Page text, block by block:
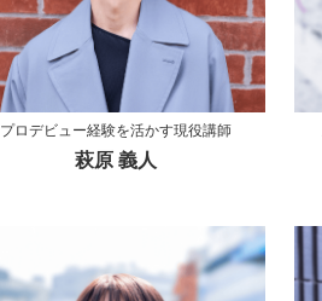
プロデビュー経験を活かす現役講師
萩原 義人